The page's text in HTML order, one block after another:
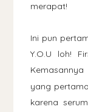
merapat!
Ini pun
Y.O.U loh!
yang
karena